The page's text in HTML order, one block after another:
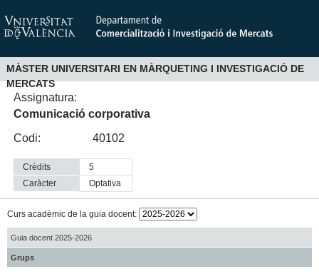
MÀSTER UNIVERSITARI EN MÀRQUETING I INVESTIGACIÓ DE
MERCATS
Assignatura:
Comunicació corporativa
Codi:
40102
Crèdits
5
Caràcter
optativa
Curs acadèmic de la guia docent:
Guia docent 2025-2026
Grups